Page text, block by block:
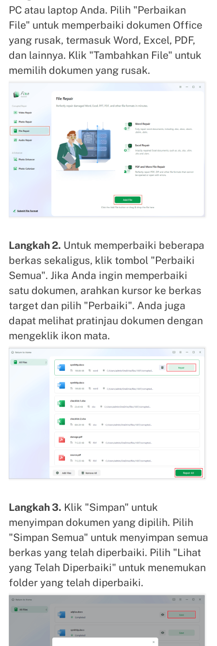
PC atau laptop Anda. Pilih "Perbaikan
File" untuk memperbaiki dokumen Office
yang rusak, termasuk Word, Excel, PDF,
dan lainnya. Klik "Tambahkan File" untuk
memilih dokumen yang rusak.
Langkah 2. Untuk memperbaiki beberapa
berkas sekaligus, klik tombol "Perbaiki
Semua". Jika Anda ingin memperbaiki
satu dokumen, arahkan kursor ke berkas
target dan pilih "Perbaiki". Anda juga
dapat melihat pratinjau dokumen dengan
mengeklik ikon mata.
Langkah 3. Klik "Simpan" untuk
menyimpan dokumen yang dipilih. Pilih
"Simpan Semua" untuk menyimpan semua
berkas yang telah diperbaiki. Pilih "Lihat
yang Telah Diperbaiki" untuk menemukan
folder yang telah diperbaiki.